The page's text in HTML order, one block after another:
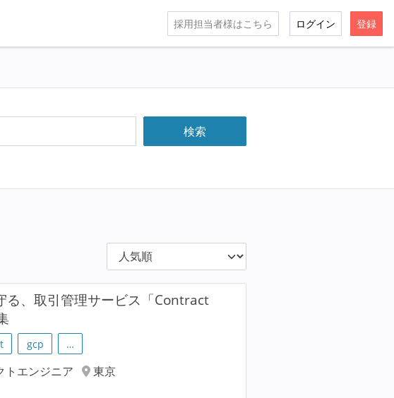
採用担当者様はこちら ログイン 登録
る、取引管理サービス「Contract
gcp …
トエンジニア
東京